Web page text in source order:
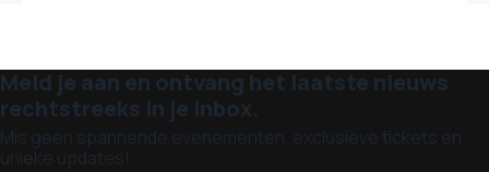
Meld je aan en ontvang het laatste nieuws
rechtstreeks in je inbox.
Mis geen spannende evenementen, exclusieve tickets en
unieke updates!